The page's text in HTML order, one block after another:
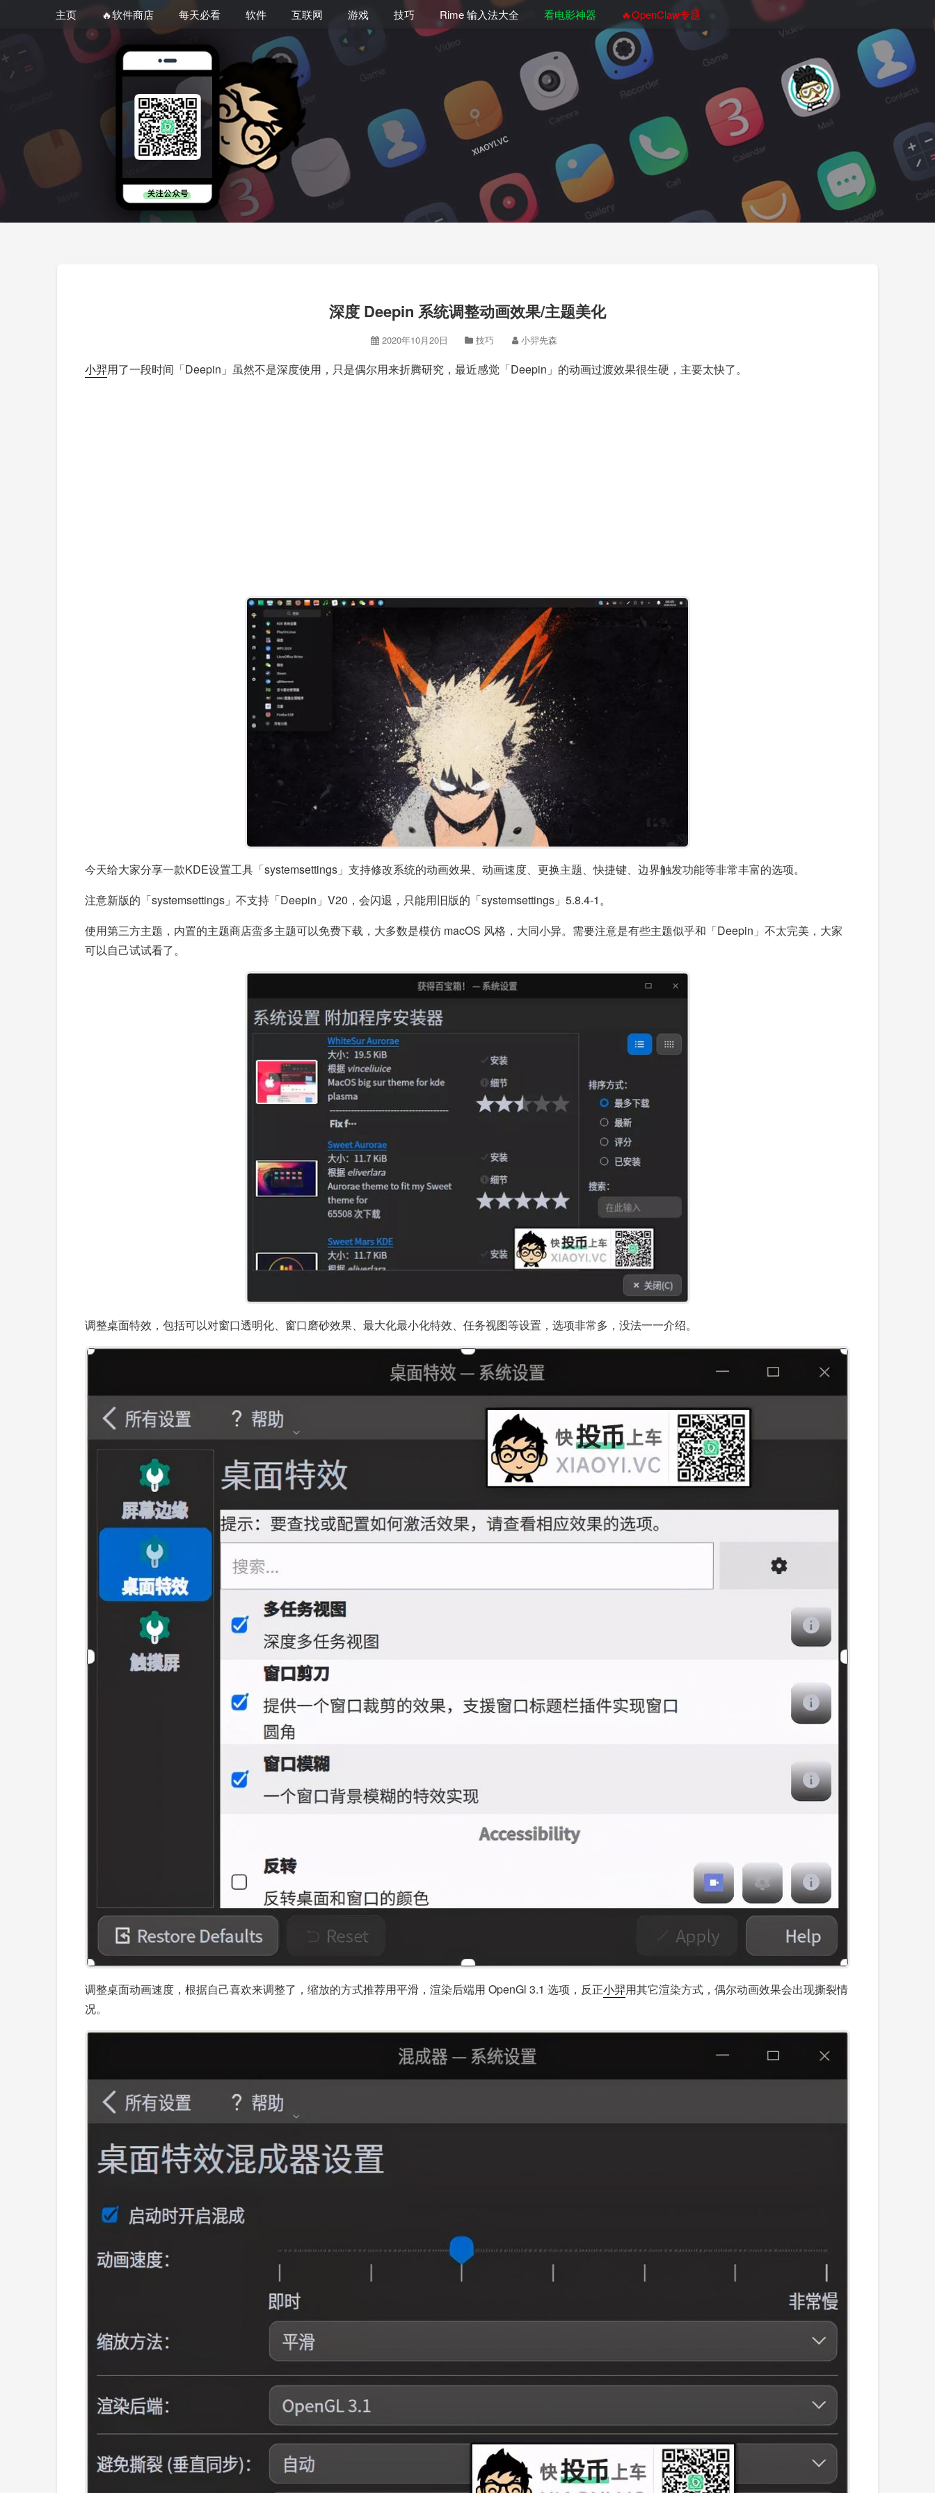
主页 🔥软件商店 每天必看 软件 互联网 游戏 技巧 Rime 输入法大全 看电影神器 🔥OpenClaw专题
深度 Deepin 系统调整动画效果/主题美化
2020年10月20日 技巧 小羿先森
小羿用了一段时间「Deepin」虽然不是深度使用，只是偶尔用来折腾研究，最近感觉「Deepin」的动画过渡效果很生硬，主要太快了。
今天给大家分享一款KDE设置工具「systemsettings」支持修改系统的动画效果、动画速度、更换主题、快捷键、边界触发功能等非常丰富的选项。
注意新版的「systemsettings」不支持「Deepin」V20，会闪退，只能用旧版的「systemsettings」5.8.4-1。
使用第三方主题，内置的主题商店蛮多主题可以免费下载，大多数是模仿 macOS 风格，大同小异。需要注意是有些主题似乎和「Deepin」不太完美，大家
可以自己试试看了。
调整桌面特效，包括可以对窗口透明化、窗口磨砂效果、最大化最小化特效、任务视图等设置，选项非常多，没法一一介绍。
调整桌面动画速度，根据自己喜欢来调整了，缩放的方式推荐用平滑，渲染后端用 OpenGl 3.1 选项，反正小羿用其它渲染方式，偶尔动画效果会出现撕裂情
况。